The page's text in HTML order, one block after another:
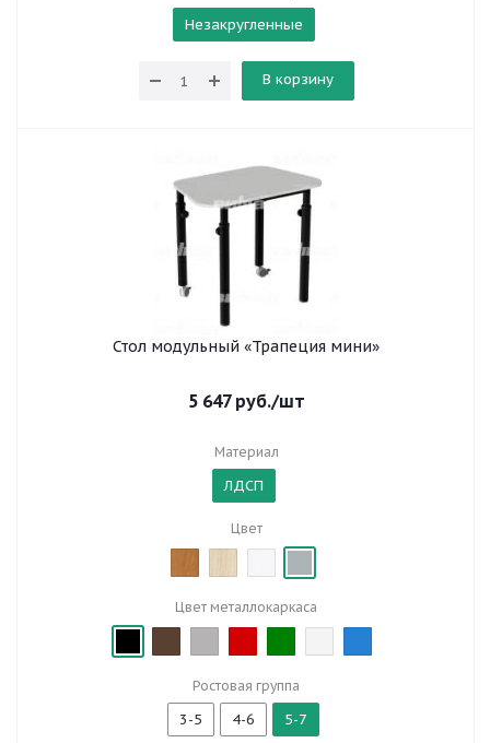
Незакругленные
В корзину
Стол модульный «Трапеция мини»
5 647руб./шт
Материал
ЛДСП
Цвет
Цвет металлокаркаса
Ростовая группа
3-5 4-6 5-7